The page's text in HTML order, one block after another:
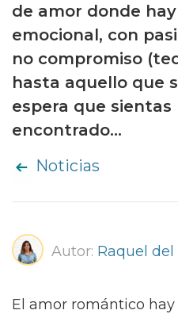
de amor donde
emocional, con
no compromiso
hasta aquello que
espera que
encontrado...
Noticias
Autor: Raquel
El amor romántico